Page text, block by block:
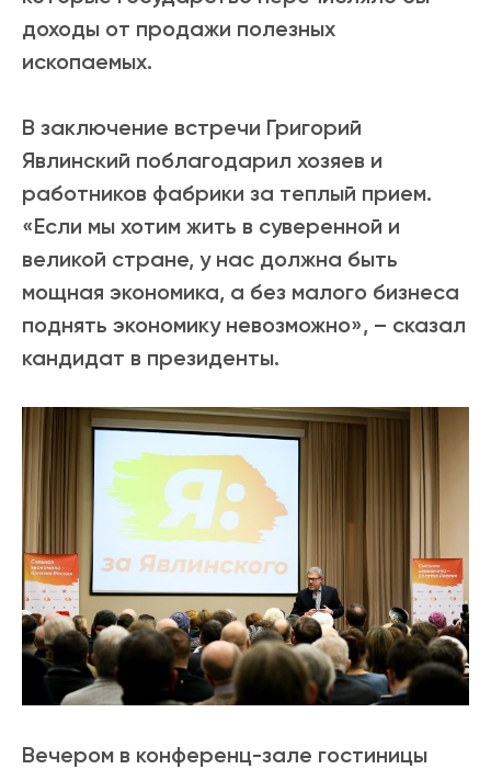
доходы от продажи полезных
ископаемых.
В заключение встречи Григорий
Явлинский поблагодарил хозяев и
работников фабрики за теплый прием.
«Если мы хотим жить в суверенной и
великой стране, у нас должна быть
мощная экономика, а без малого бизнеса
поднять экономику невозможно», – сказал
кандидат в президенты.
Вечером в конференц-зале гостиницы